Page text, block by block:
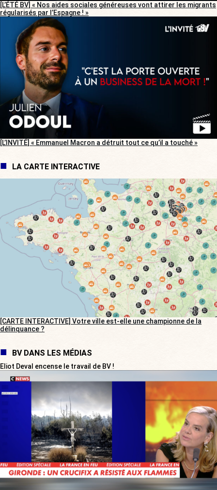
[L’ÉTÉ BV] « Nos aides sociales généreuses vont attirer les migrants
régularisés par l’Espagne ! »
[L’INVITÉ] « Emmanuel Macron a détruit tout ce qu’il a touché »
LA CARTE INTERACTIVE
[CARTE INTERACTIVE] Votre ville est-elle une championne de la
délinquance ?
BV DANS LES MÉDIAS
Eliot Deval encense le travail de BV !